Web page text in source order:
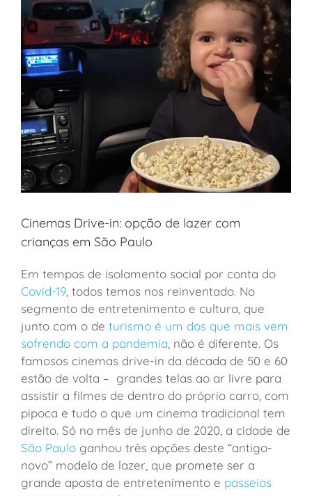
Cinemas Drive-in: opção de lazer com
crianças em São Paulo
Em tempos de isolamento social por conta do
Covid-19 , todos temos nos reinventado. No
segmento de entretenimento e cultura, que
junto com o de turismo é um dos que mais vem
sofrendo com a pandemia , não é diferente. Os
famosos cinemas drive-in da década de 50 e 60
estão de volta – grandes telas ao ar livre para
assistir a filmes de dentro do próprio carro, com
pipoca e tudo o que um cinema tradicional tem
direito. Só no mês de junho de 2020, a cidade de
São Paulo ganhou três opções deste “antigo-
novo” modelo de lazer, que promete ser a
grande aposta de entretenimento e passeios